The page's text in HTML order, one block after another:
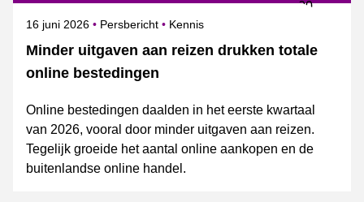
Minder uitgaven aan reizen drukken totale
online bestedingen
Gepubliceerd op
16 juni 2026 Categorie
Persbericht Onderwerpen
Kennis
Online bestedingen daalden in het eerste kwartaal
van 2026, vooral door minder uitgaven aan reizen.
Tegelijk groeide het aantal online aankopen en de
buitenlandse online handel.